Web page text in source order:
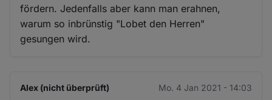
fördern. Jedenfalls aber kann man erahnen,
warum so inbrünstig "Lobet den Herren"
gesungen wird.
Alex (nicht überprüft) Mo. 4 Jan 2021 - 14:03